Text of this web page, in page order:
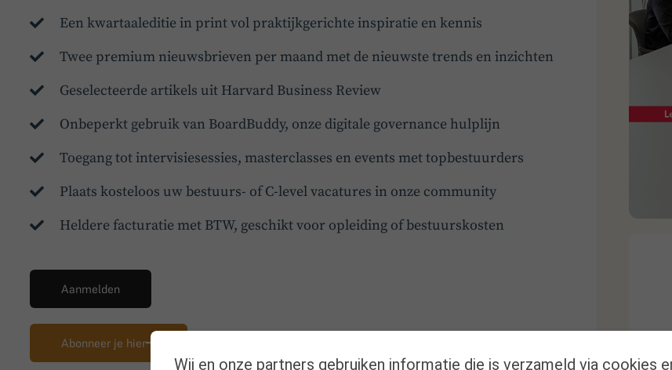
Een kwartaaleditie in print vol praktijkgerichte inspiratie en kennis
Twee premium nieuwsbrieven per maand met de nieuwste trends en inzichten
Geselecteerde artikels uit Harvard Business Review
Onbeperkt gebruik van BoardBuddy, onze digitale governance hulplijn
Toegang tot intervisiesessies, masterclasses en events met topbestuurders
Plaats kosteloos uw bestuurs- of C-level vacatures in onze community
Heldere facturatie met BTW, geschikt voor opleiding of bestuurskosten
Aanmelden
Abonneer je hier
Wij en onze partners gebruiken informatie die is verzameld via cookies